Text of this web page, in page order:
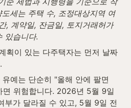
세는 주택 수, 조정대상지역 여
, 계약일, 잔금일, 토지거래허가
있습니다.
획이 있는 다주택자는 먼저 날짜
예는 단순히 "올해 안에 팔면
면 위험합니다. 2026년 5월 9일
부가 달라질 수 있고, 5월 9일 전